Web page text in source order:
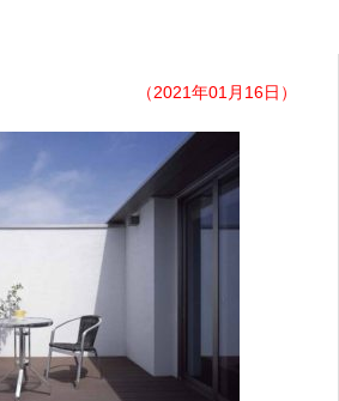
（2021年01月16日）